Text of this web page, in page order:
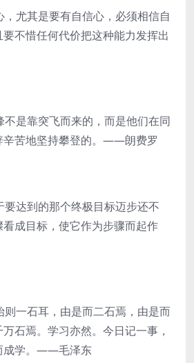
尤其是要有自信心，必须相信自
不惜任何代价把这种能力发挥出
是靠突飞而来的，而是他们在同
辛苦地坚持攀登的。——朗费罗
达到的那个终极目标迈步还不
成目标，使它作为步骤而起作
一石耳，由是而二石焉，由是而
石焉。学习亦然。今日记一事，
成学。——毛泽东